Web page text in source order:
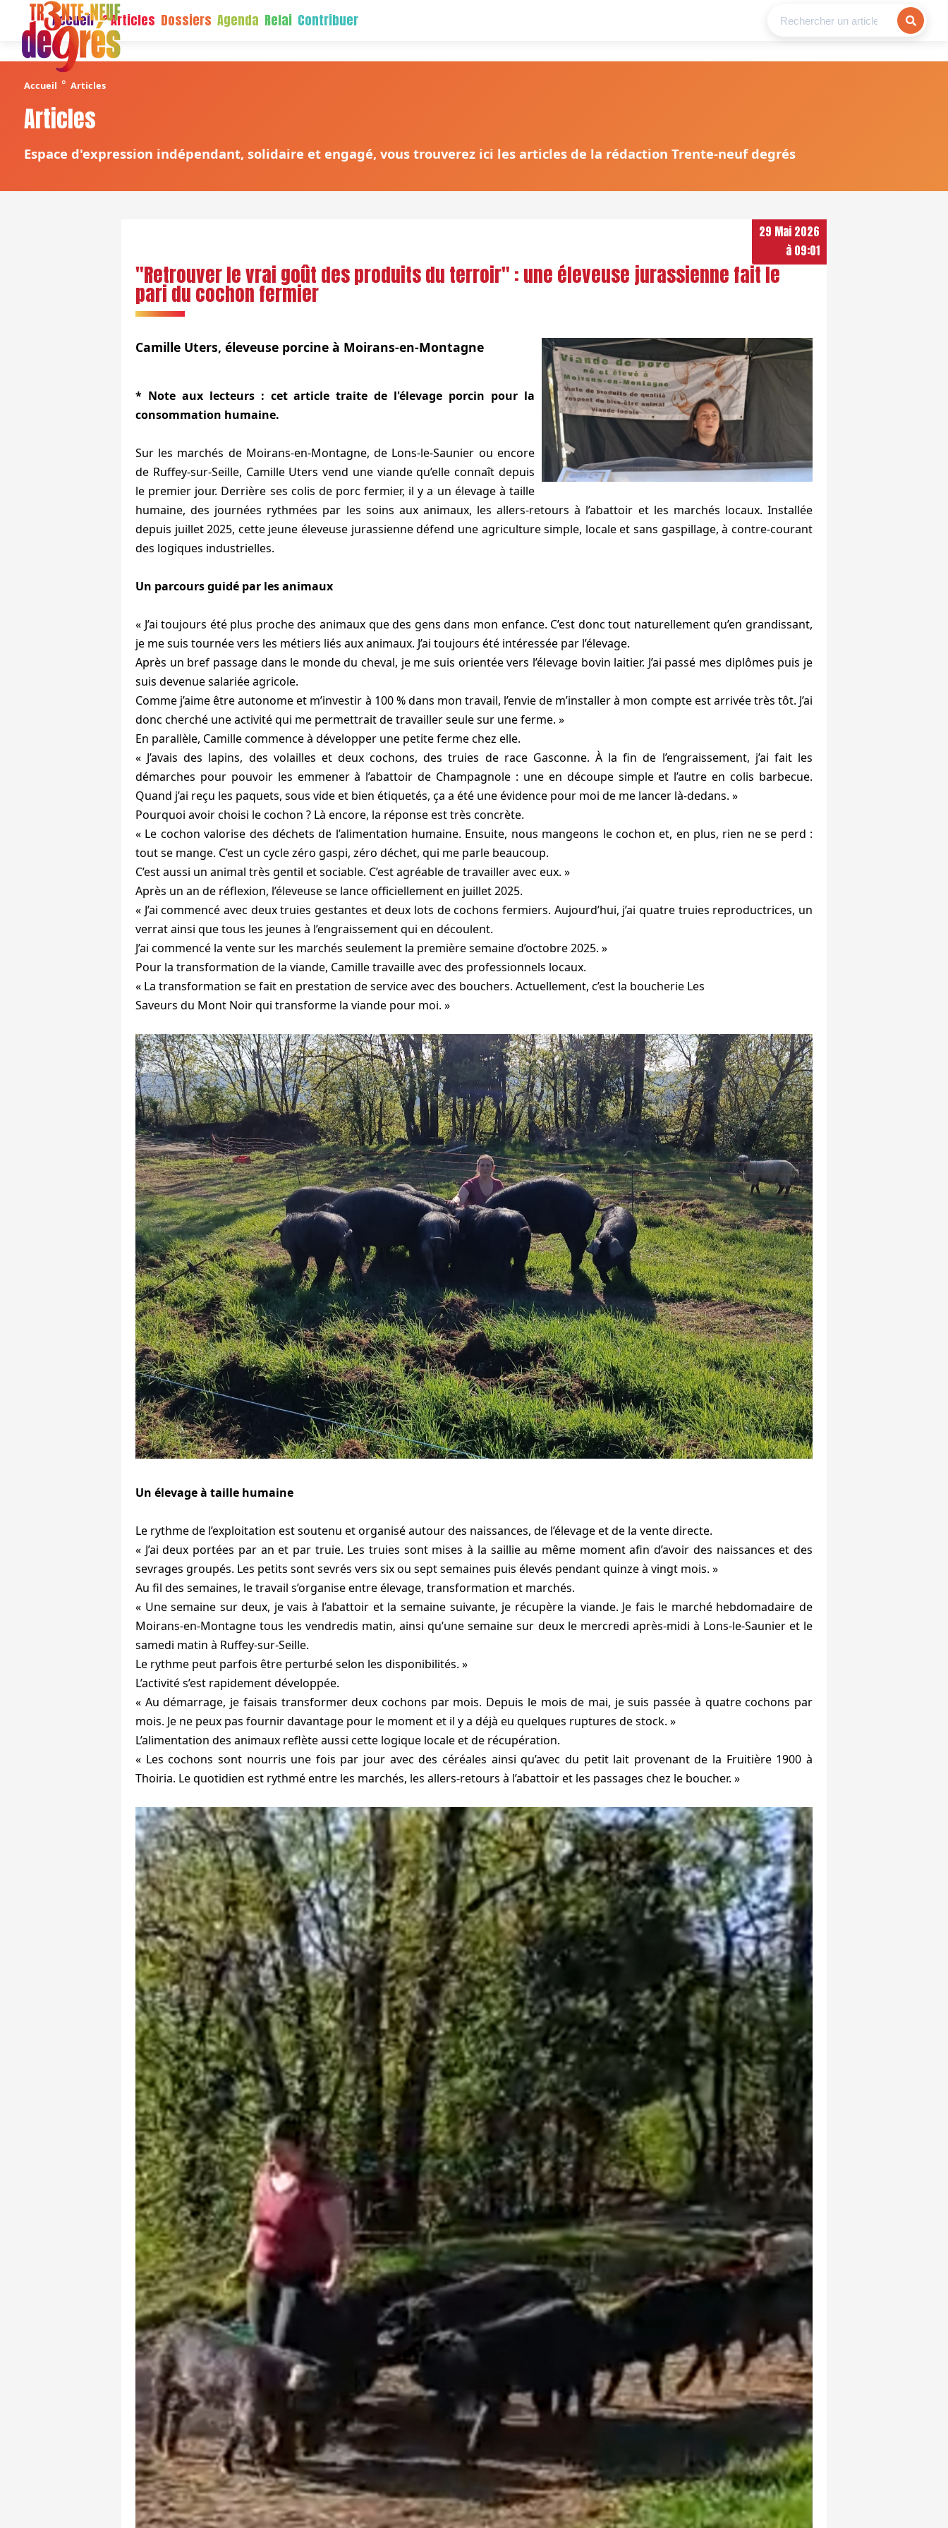
Accueil Articles Dossiers Agenda Relai Contribuer
Accueil ° Articles
Articles
Espace d'expression indépendant, solidaire et engagé, vous trouverez ici les articles de la rédaction Trente-neuf degrés
29 Mai 2026
à 09:01
"Retrouver le vrai goût des produits du terroir" : une éleveuse jurassienne fait le
pari du cochon fermier
Camille Uters, éleveuse porcine à Moirans-en-Montagne
* Note aux lecteurs : cet article traite de l'élevage porcin pour la
consommation humaine.
Sur les marchés de Moirans-en-Montagne, de Lons-le-Saunier ou encore
de Ruffey-sur-Seille, Camille Uters vend une viande qu’elle connaît depuis
le premier jour. Derrière ses colis de porc fermier, il y a un élevage à taille
humaine, des journées rythmées par les soins aux animaux, les allers-retours à l’abattoir et les marchés locaux. Installée
depuis juillet 2025, cette jeune éleveuse jurassienne défend une agriculture simple, locale et sans gaspillage, à contre-courant
des logiques industrielles.
Un parcours guidé par les animaux
« J’ai toujours été plus proche des animaux que des gens dans mon enfance. C’est donc tout naturellement qu’en grandissant,
je me suis tournée vers les métiers liés aux animaux. J’ai toujours été intéressée par l’élevage.
Après un bref passage dans le monde du cheval, je me suis orientée vers l’élevage bovin laitier. J’ai passé mes diplômes puis je
suis devenue salariée agricole.
Comme j’aime être autonome et m’investir à 100 % dans mon travail, l’envie de m’installer à mon compte est arrivée très tôt. J’ai
donc cherché une activité qui me permettrait de travailler seule sur une ferme. »
En parallèle, Camille commence à développer une petite ferme chez elle.
« J’avais des lapins, des volailles et deux cochons, des truies de race Gasconne. À la fin de l’engraissement, j’ai fait les
démarches pour pouvoir les emmener à l’abattoir de Champagnole : une en découpe simple et l’autre en colis barbecue.
Quand j’ai reçu les paquets, sous vide et bien étiquetés, ça a été une évidence pour moi de me lancer là-dedans. »
Pourquoi avoir choisi le cochon ? Là encore, la réponse est très concrète.
« Le cochon valorise des déchets de l’alimentation humaine. Ensuite, nous mangeons le cochon et, en plus, rien ne se perd :
tout se mange. C’est un cycle zéro gaspi, zéro déchet, qui me parle beaucoup.
C’est aussi un animal très gentil et sociable. C’est agréable de travailler avec eux. »
Après un an de réflexion, l’éleveuse se lance officiellement en juillet 2025.
« J’ai commencé avec deux truies gestantes et deux lots de cochons fermiers. Aujourd’hui, j’ai quatre truies reproductrices, un
verrat ainsi que tous les jeunes à l’engraissement qui en découlent.
J’ai commencé la vente sur les marchés seulement la première semaine d’octobre 2025. »
Pour la transformation de la viande, Camille travaille avec des professionnels locaux.
« La transformation se fait en prestation de service avec des bouchers. Actuellement, c’est la boucherie Les
Saveurs du Mont Noir qui transforme la viande pour moi. »
Un élevage à taille humaine
Le rythme de l’exploitation est soutenu et organisé autour des naissances, de l’élevage et de la vente directe.
« J’ai deux portées par an et par truie. Les truies sont mises à la saillie au même moment afin d’avoir des naissances et des
sevrages groupés. Les petits sont sevrés vers six ou sept semaines puis élevés pendant quinze à vingt mois. »
Au fil des semaines, le travail s’organise entre élevage, transformation et marchés.
« Une semaine sur deux, je vais à l’abattoir et la semaine suivante, je récupère la viande. Je fais le marché hebdomadaire de
Moirans-en-Montagne tous les vendredis matin, ainsi qu’une semaine sur deux le mercredi après-midi à Lons-le-Saunier et le
samedi matin à Ruffey-sur-Seille.
Le rythme peut parfois être perturbé selon les disponibilités. »
L’activité s’est rapidement développée.
« Au démarrage, je faisais transformer deux cochons par mois. Depuis le mois de mai, je suis passée à quatre cochons par
mois. Je ne peux pas fournir davantage pour le moment et il y a déjà eu quelques ruptures de stock. »
L’alimentation des animaux reflète aussi cette logique locale et de récupération.
« Les cochons sont nourris une fois par jour avec des céréales ainsi qu’avec du petit lait provenant de la Fruitière 1900 à
Thoiria. Le quotidien est rythmé entre les marchés, les allers-retours à l’abattoir et les passages chez le boucher. »